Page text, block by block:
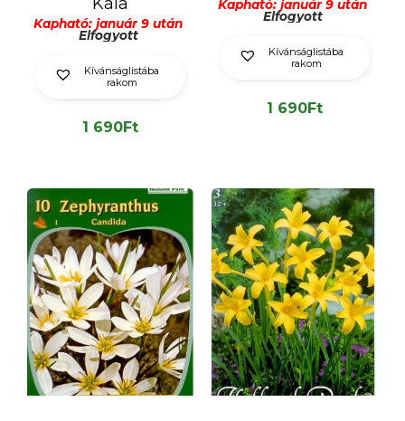
Kapható: január 9 után
Elfogyott
Kívánságlistába
rakom
1 690Ft
Kapható: január 9 után
Elfogyott
Kívánságlistába
rakom
1 690Ft